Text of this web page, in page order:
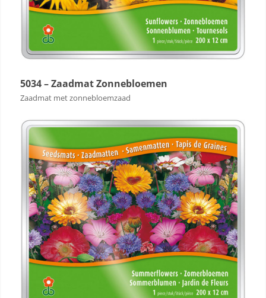
5034 – Zaadmat Zonnebloemen
Zaadmat met zonnebloemzaad